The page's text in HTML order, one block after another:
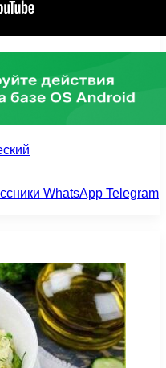
WhatsApp Telegram